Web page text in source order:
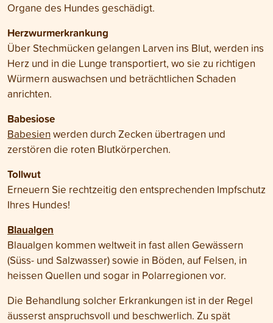
Organe des Hundes geschädigt.
Herzwurmerkrankung
Über Stechmücken gelangen Larven ins Blut, werden ins
Herz und in die Lunge transportiert, wo sie zu richtigen
Würmern auswachsen und beträchtlichen Schaden
anrichten.
Babesiose
Babesien werden durch Zecken übertragen und
zerstören die roten Blutkörperchen.
Tollwut
Erneuern Sie rechtzeitig den entsprechenden Impfschutz
Ihres Hundes!
Blaualgen
Blaualgen kommen weltweit in fast allen Gewässern
(Süss- und Salzwasser) sowie in Böden, auf Felsen, in
heissen Quellen und sogar in Polarregionen vor.
Die Behandlung solcher Erkrankungen ist in der Regel
äusserst anspruchsvoll und beschwerlich. Zu spät